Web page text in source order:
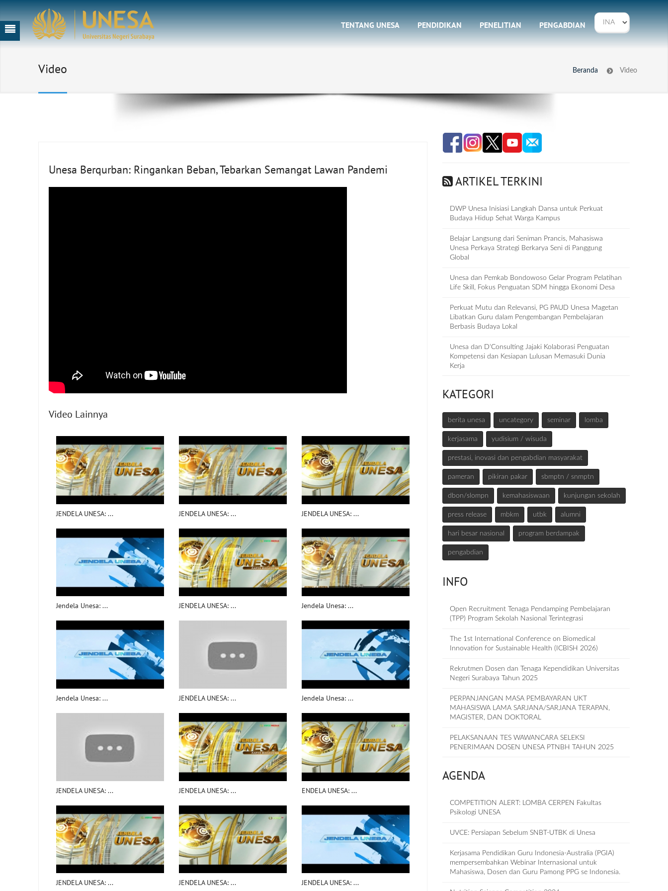
TENTANG UNESA PENDIDIKAN PENELITIAN PENGABDIAN
Video Beranda Video
Unesa Berqurban: Ringankan Beban, Tebarkan Semangat Lawan Pandemi
Video Lainnya
JENDELA UNESA: ... JENDELA UNESA: ... JENDELA UNESA: ...
Jendela Unesa: ... JENDELA UNESA: ... Jendela Unesa: ...
Jendela Unesa: ... JENDELA UNESA: ... Jendela Unesa: ...
JENDELA UNESA: ... JENDELA UNESA: ... ENDELA UNESA: ...
JENDELA UNESA: ... JENDELA UNESA: ... JENDELA UNESA: ...
ARTIKEL TERKINI
DWP Unesa Inisiasi Langkah Dansa untuk Perkuat
Budaya Hidup Sehat Warga Kampus
Belajar Langsung dari Seniman Prancis, Mahasiswa
Unesa Perkaya Strategi Berkarya Seni di Panggung
Global
Unesa dan Pemkab Bondowoso Gelar Program Pelatihan
Life Skill, Fokus Penguatan SDM hingga Ekonomi Desa
Perkuat Mutu dan Relevansi, PG PAUD Unesa Magetan
Libatkan Guru dalam Pengembangan Pembelajaran
Berbasis Budaya Lokal
Unesa dan D‘Consulting Jajaki Kolaborasi Penguatan
Kompetensi dan Kesiapan Lulusan Memasuki Dunia
Kerja
KATEGORI
berita unesa uncategory seminar lomba
kerjasama yudisium / wisuda
prestasi, inovasi dan pengabdian masyarakat
pameran pikiran pakar sbmptn / snmptn
dbon/slompn kemahasiswaan kunjungan sekolah
press release mbkm utbk alumni
hari besar nasional program berdampak
pengabdian
INFO
Open Recruitment Tenaga Pendamping Pembelajaran
(TPP) Program Sekolah Nasional Terintegrasi
The 1st International Conference on Biomedical
Innovation for Sustainable Health (ICBISH 2026)
Rekrutmen Dosen dan Tenaga Kependidikan Universitas
Negeri Surabaya Tahun 2025
PERPANJANGAN MASA PEMBAYARAN UKT
MAHASISWA LAMA SARJANA/SARJANA TERAPAN,
MAGISTER, DAN DOKTORAL
PELAKSANAAN TES WAWANCARA SELEKSI
PENERIMAAN DOSEN UNESA PTNBH TAHUN 2025
AGENDA
COMPETITION ALERT: LOMBA CERPEN Fakultas
Psikologi UNESA
UVCE: Persiapan Sebelum SNBT-UTBK di Unesa
Kerjasama Pendidikan Guru Indonesia-Australia (PGIA)
mempersembahkan Webinar Internasional untuk
Mahasiswa, Dosen dan Guru Pamong PPG se Indonesia.